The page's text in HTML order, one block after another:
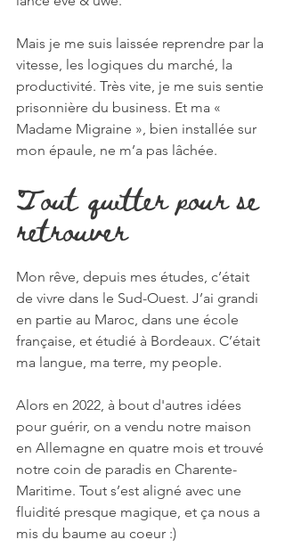
Mais je me suis laissée reprendre par la
vitesse, les logiques du marché, la
productivité. Très vite, je me suis sentie
prisonnière du business. Et ma «
Madame Migraine », bien installée sur
mon épaule, ne m’a pas lâchée.
Tout quitter pour se
retrouver
Mon rêve, depuis mes études, c’était
de vivre dans le Sud-Ouest. J’ai grandi
en partie au Maroc, dans une école
française, et étudié à Bordeaux. C’était
ma langue, ma terre, my people.
Alors en 2022, à bout d'autres idées
pour guérir, on a vendu notre maison
en Allemagne en quatre mois et trouvé
notre coin de paradis en Charente-
Maritime. Tout s’est aligné avec une
fluidité presque magique, et ça nous a
mis du baume au coeur :)